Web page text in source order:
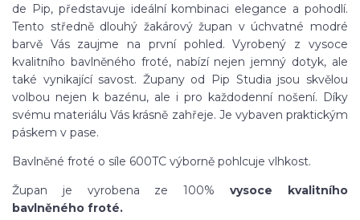
de Pip, představuje ideální kombinaci elegance a pohodlí.
Tento středně dlouhý žakárový župan v úchvatné modré
barvě Vás zaujme na první pohled. Vyrobený z vysoce
kvalitního bavlněného froté, nabízí nejen jemný dotyk, ale
také vynikající savost. Župany od Pip Studia jsou skvělou
volbou nejen k bazénu, ale i pro každodenní nošení. Díky
svému materiálu Vás krásně zahřeje. Je vybaven praktickým
páskem v pase.
Bavlněné froté o síle 600TC výborně pohlcuje vlhkost.
Župan je vyrobena ze 100%vysoce kvalitního
bavlněného froté.